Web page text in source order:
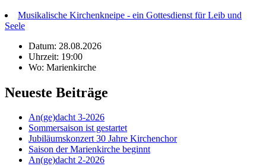
Musikalische Kirchenkneipe - ein Gottesdienst für Leib und
Seele
Datum: 28.08.2026
Uhrzeit: 19:00
Wo: Marienkirche
Neueste Beiträge
An(ge)dacht 3-2026
Sommersaison ist gestartet
Jubiläumskonzert 30 Jahre Kirchenchor
Saison der Marienkirche beginnt
An(ge)dacht 2-2026